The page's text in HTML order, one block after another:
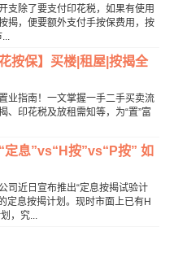
支除了要支付印花税，如果有使用
揭，便要额外支付手按保费用，按
按保】买楼|租屋|按揭全
业指南！一文掌握一手二手买卖流
、印花税及放租需知等，为“置”富
定息”vs“H按”vs“P按” 如
司近日宣布推出“定息按揭试验计
定息按揭计划。现时市面上已有H
，究...